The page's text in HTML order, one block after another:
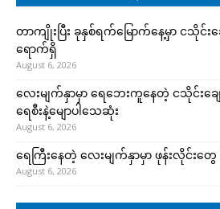
တာကျိုးပြီး ခုနှစ်ရက်မြောက်နေ့မှာ ငသိုင်း
ရောက်ရှိ
August 6, 2026
လေးမျက်နှာမှာ ရေဘေးကူနေတဲ့ ငသိုင်းခ
ရေစီးနဲ့မျောပါသေဆုံး
August 6, 2026
ရေကြီးနေတဲ့ လေးမျက်နှာမှာ ဖုန်းလိုင်းတွ
August 6, 2026